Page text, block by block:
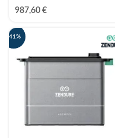
987,60 €
-41%